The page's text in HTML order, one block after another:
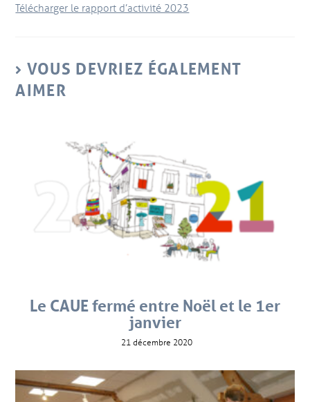
Télécharger le rapport d’activité 2023
VOUS DEVRIEZ ÉGALEMENT
AIMER
Le CAUE fermé entre Noël et le 1er
janvier
21 décembre 2020